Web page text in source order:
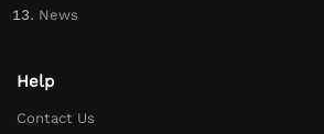
News
Help
Contact Us